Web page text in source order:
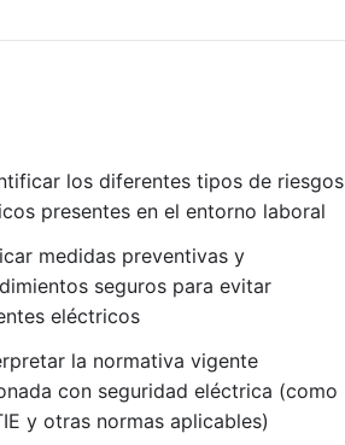
los diferentes tipos de riesgos
presentes en el entorno laboral
medidas preventivas y
seguros para evitar
eléctricos
la normativa vigente
con seguridad eléctrica (como
y otras normas aplicables)